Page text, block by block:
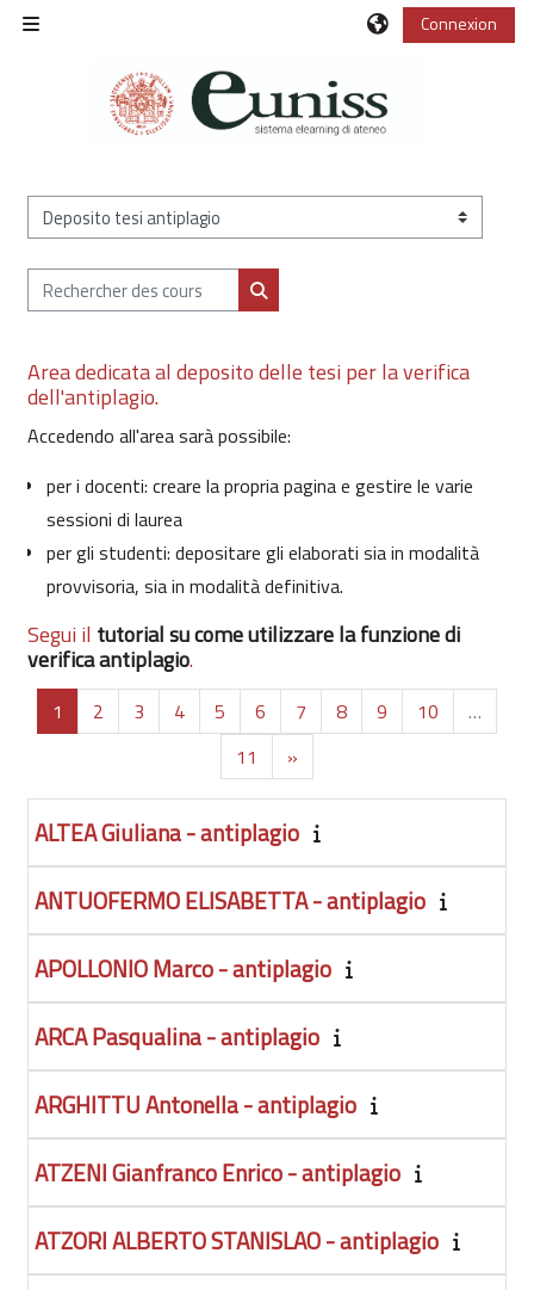
Passer au contenu principal
Connexion
Catégories de cours
Rechercher des cours
Rechercher des cours
Area dedicata al deposito delle tesi per la verifica
dell'antiplagio.
Accedendo all'area sarà possibile:
per i docenti: creare la propria pagina e gestire le varie
sessioni di laurea
per gli studenti: depositare gli elaborati sia in modalità
provvisoria, sia in modalità definitiva.
Segui il tutorial su come utilizzare la funzione di
verifica antiplagio.
1 Page 1
2 Page 2
3 Page 3
4Page 4
5 Page 5
6 Page 6
7 Page 7
8Page 8
9 Page 9
10 Page 10
…
11 Page 11
»Page suivante
ALTEA Giuliana - antiplagio
ANTUOFERMO ELISABETTA - antiplagio
APOLLONIO Marco - antiplagio
ARCA Pasqualina - antiplagio
ARGHITTU Antonella - antiplagio
ATZENI Gianfranco Enrico - antiplagio
ATZORI ALBERTO STANISLAO - antiplagio